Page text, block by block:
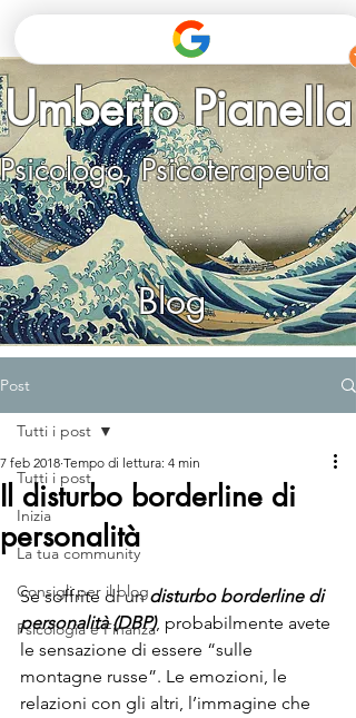
Umberto Pianella
Psicologo, Psicoterapeuta
Blog
Post
Tutti i post
Inizia
La tua community
Consigli per il blog
Psicologia e Finanza
Tutti i post
Il disturbo borderline di
personalità
7 feb 2018 Tempo di lettura: 4 min
Se soffrite di un disturbo borderline di
personalità (DBP), probabilmente avete
le sensazione di essere “sulle
montagne russe”. Le emozioni, le
relazioni con gli altri, l’immagine che